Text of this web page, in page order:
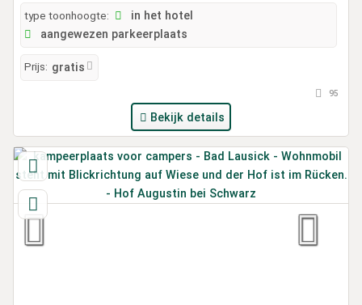
type toonhoogte:
in het hotel
aangewezen parkeerplaats
Prijs: gratis
95
Bekijk details